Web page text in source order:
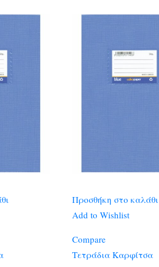
Προσθήκη στο καλάθι
Add to Wishlist
Compare
Τετράδια Καρφίτσα